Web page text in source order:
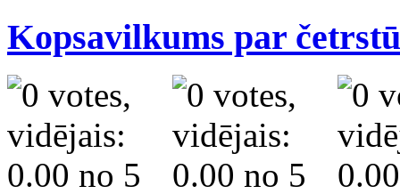
Kopsavilkums par